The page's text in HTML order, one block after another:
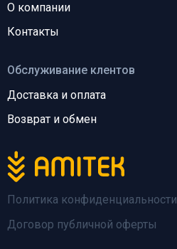
Политика конфиденциальности
Договор публичной оферты
Обслуживание клентов
Доставка и оплата
Возврат и обмен
О компании
Контакты